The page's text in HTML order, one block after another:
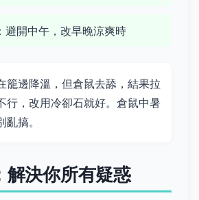
避開中午，改早晚涼爽時
籠邊降溫，但倉鼠去舔，結果拉
行，改用冷卻石就好。倉鼠中暑
搞。
解決你所有疑惑